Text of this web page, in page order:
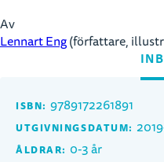
Av
Lennart Eng(författare,
ISBN: 9789172261891
UTGIVNINGSDATUM:
ÅLDRAR: 0-3 år